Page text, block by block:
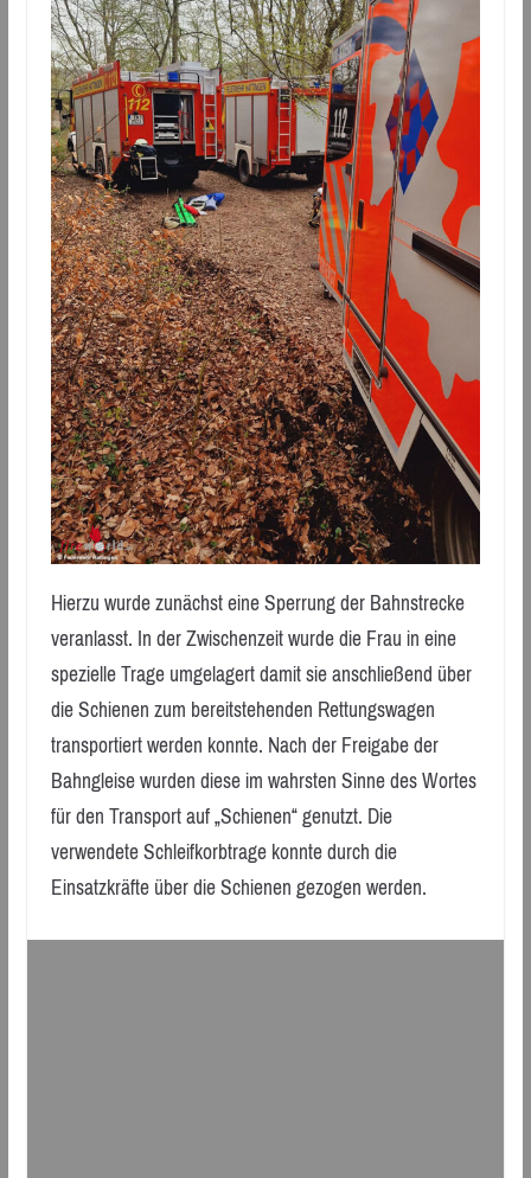
Hierzu wurde zunächst eine Sperrung der Bahnstrecke
veranlasst. In der Zwischenzeit wurde die Frau in eine
spezielle Trage umgelagert damit sie anschließend über
die Schienen zum bereitstehenden Rettungswagen
transportiert werden konnte. Nach der Freigabe der
Bahngleise wurden diese im wahrsten Sinne des Wortes
für den Transport auf „Schienen“ genutzt. Die
verwendete Schleifkorbtrage konnte durch die
Einsatzkräfte über die Schienen gezogen werden.